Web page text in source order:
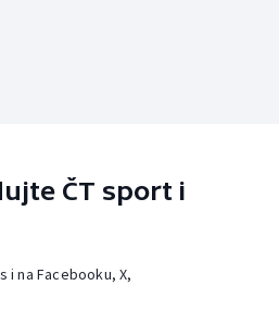
ČT sport i
na Facebooku, X,